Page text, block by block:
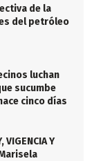
de la
del petróleo
luchan
sucumbe
cinco días
VIGENCIA Y